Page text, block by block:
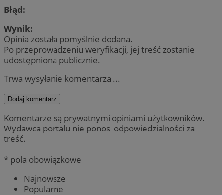
Błąd:
Wynik:
Opinia została pomyślnie dodana.
Po przeprowadzeniu weryfikacji, jej treść zostanie
udostępniona publicznie.
Trwa wysyłanie komentarza ...
Dodaj komentarz
Komentarze są prywatnymi opiniami użytkowników.
Wydawca portalu nie ponosi odpowiedzialności za
treść.
* pola obowiązkowe
Najnowsze
Popularne